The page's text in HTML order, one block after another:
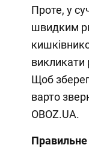
Проте, у
швидким
викликати
Щоб
варто
OBOZ.UA.
Правильне